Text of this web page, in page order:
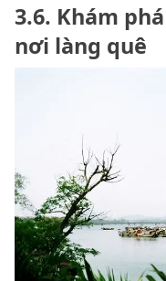
3.6. Khám
nơi làng quê